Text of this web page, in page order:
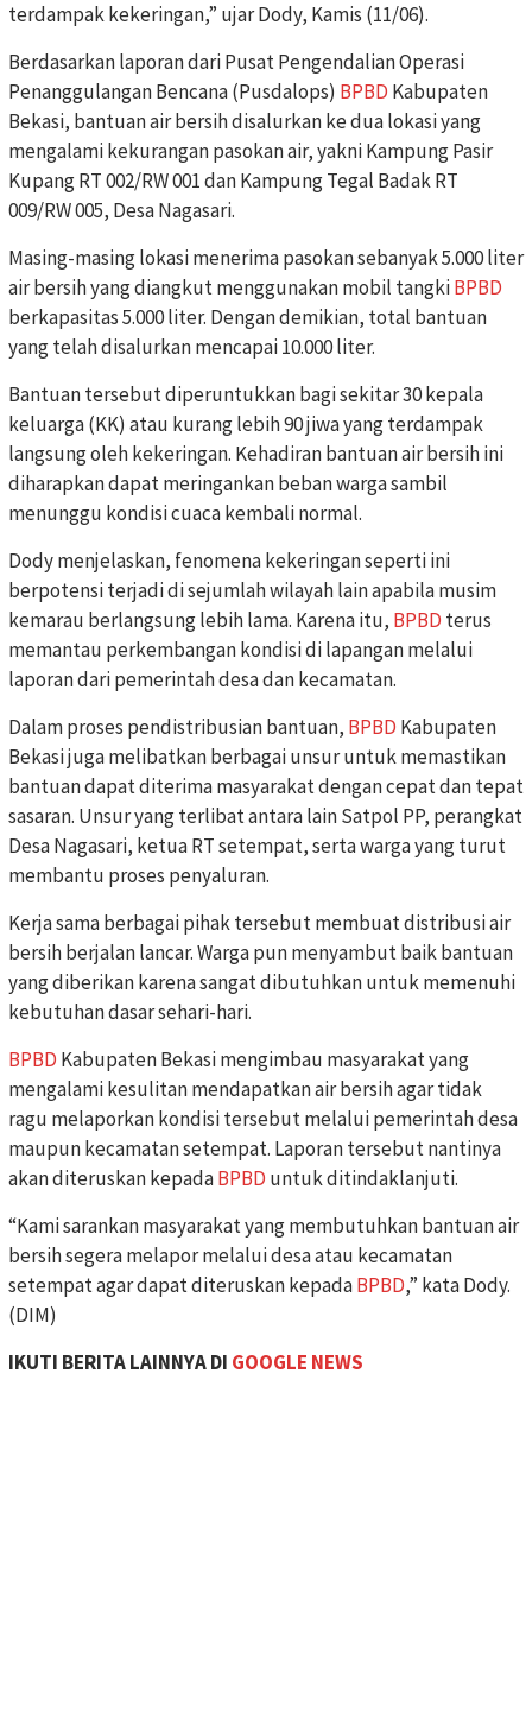
terdampak kekeringan,” ujar Dody, Kamis (11/06).
Berdasarkan laporan dari Pusat Pengendalian Operasi
Penanggulangan Bencana (Pusdalops) BPBD Kabupaten
Bekasi, bantuan air bersih disalurkan ke dua lokasi yang
mengalami kekurangan pasokan air, yakni Kampung Pasir
Kupang RT 002/RW 001 dan Kampung Tegal Badak RT
009/RW 005, Desa Nagasari.
Masing-masing lokasi menerima pasokan sebanyak 5.000 liter
air bersih yang diangkut menggunakan mobil tangkiBPBD
berkapasitas 5.000 liter. Dengan demikian, total bantuan
yang telah disalurkan mencapai 10.000 liter.
Bantuan tersebut diperuntukkan bagi sekitar 30 kepala
keluarga (KK) atau kurang lebih 90 jiwa yang terdampak
langsung oleh kekeringan. Kehadiran bantuan air bersih ini
diharapkan dapat meringankan beban warga sambil
menunggu kondisi cuaca kembali normal.
Dody menjelaskan, fenomena kekeringan seperti ini
berpotensi terjadi di sejumlah wilayah lain apabila musim
kemarau berlangsung lebih lama. Karena itu, BPBD terus
memantau perkembangan kondisi di lapangan melalui
laporan dari pemerintah desa dan kecamatan.
Dalam proses pendistribusian bantuan, BPBD Kabupaten
Bekasi juga melibatkan berbagai unsur untuk memastikan
bantuan dapat diterima masyarakat dengan cepat dan tepat
sasaran. Unsur yang terlibat antara lain Satpol PP, perangkat
Desa Nagasari, ketua RT setempat, serta warga yang turut
membantu proses penyaluran.
Kerja sama berbagai pihak tersebut membuat distribusi air
bersih berjalan lancar. Warga pun menyambut baik bantuan
yang diberikan karena sangat dibutuhkan untuk memenuhi
kebutuhan dasar sehari-hari.
BPBD Kabupaten Bekasi mengimbau masyarakat yang
mengalami kesulitan mendapatkan air bersih agar tidak
ragu melaporkan kondisi tersebut melalui pemerintah desa
maupun kecamatan setempat. Laporan tersebut nantinya
akan diteruskan kepadaBPBD untuk ditindaklanjuti.
“Kami sarankan masyarakat yang membutuhkan bantuan air
bersih segera melapor melalui desa atau kecamatan
setempat agar dapat diteruskan kepadaBPBD,” kata Dody.
(DIM)
IKUTI BERITA LAINNYA DI GOOGLE NEWS